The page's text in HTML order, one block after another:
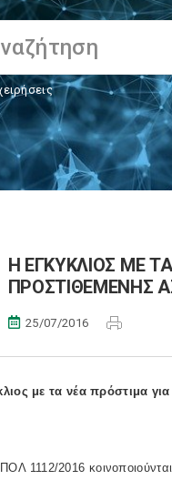
Η ΕΓΚΥΚΛΙΟΣ ΜΕ
ΠΡΟΣΤΙΘΕΜΕΝΗΣ
25/07/2016
με τα νέα πρόστιμα
1112/2016